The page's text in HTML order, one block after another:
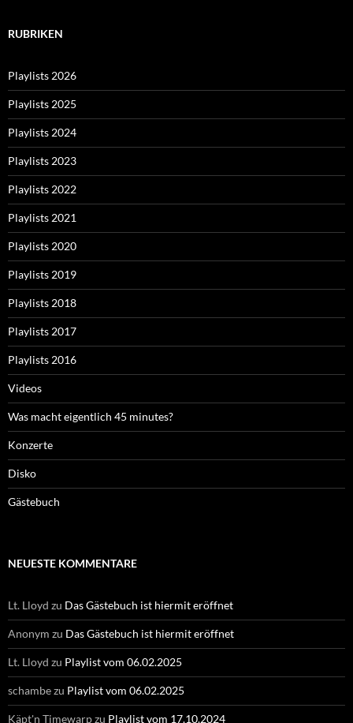
RUBRIKEN
Playlists 2026
Playlists 2025
Playlists 2024
Playlists 2023
Playlists 2022
Playlists 2021
Playlists 2020
Playlists 2019
Playlists 2018
Playlists 2017
Playlists 2016
Videos
Was macht eigentlich 45 minutes?
Konzerte
Disko
Gästebuch
NEUESTE KOMMENTARE
Lt. Lloyd zu Das Gästebuch ist hiermit eröffnet
Anonym zu Das Gästebuch ist hiermit eröffnet
Lt. Lloyd zu Playlist vom 06.02.2025
schambezu Playlist vom 06.02.2025
Käpt'n Timewarpzu Playlist vom 17.10.2024